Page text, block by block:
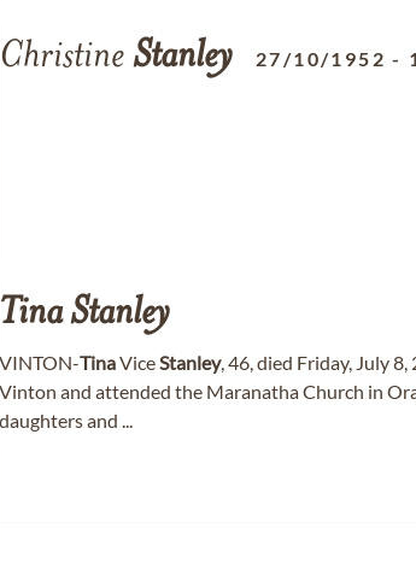
Christine Stanley 27/10/1952 -
TinaStanley
VINTON-TinaViceStanley, 46, died Friday, July
Vinton and attended the Maranatha Church in
daughters and ...